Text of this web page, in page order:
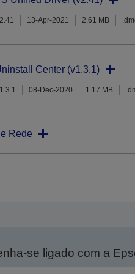
13-Apr-2021 2.61 MB
Center (v1.3.1)
08-Dec-2020 1.17 MB
Rede
se ligado com a